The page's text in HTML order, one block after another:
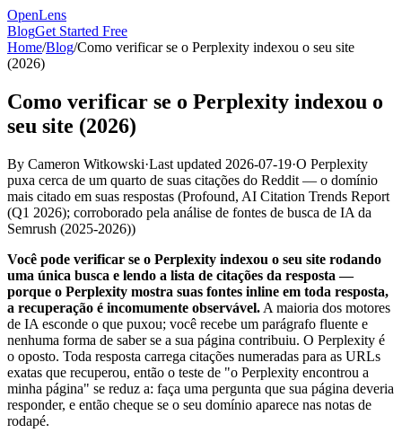
OpenLens
BlogGet Started Free
Home/Blog/Como verificar se o Perplexity indexou o seu site
(2026)
Como verificar se o Perplexity indexou o
seu site (2026)
By Cameron Witkowski·Last updated 2026-07-19·O Perplexity
puxa cerca de um quarto de suas citações do Reddit — o domínio
mais citado em suas respostas (Profound, AI Citation Trends Report
(Q1 2026); corroborado pela análise de fontes de busca de IA da
Semrush (2025-2026))
Você pode verificar se o Perplexity indexou o seu site rodando
uma única busca e lendo a lista de citações da resposta —
porque o Perplexity mostra suas fontes inline em toda resposta,
a recuperação é incomumente observável. A maioria dos motores
de IA esconde o que puxou; você recebe um parágrafo fluente e
nenhuma forma de saber se a sua página contribuiu. O Perplexity é
o oposto. Toda resposta carrega citações numeradas para as URLs
exatas que recuperou, então o teste de "o Perplexity encontrou a
minha página" se reduz a: faça uma pergunta que sua página deveria
responder, e então cheque se o seu domínio aparece nas notas de
rodapé.